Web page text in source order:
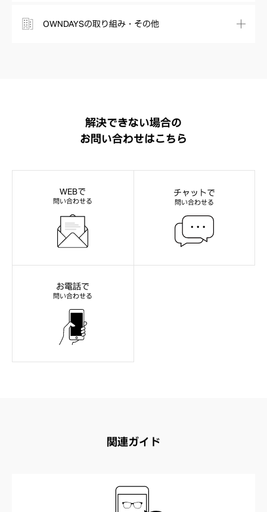
OWNDAYSの取り組み・その他
解決できない場合の
お問い合わせはこちら
WEBで
問い合わせる
チャットで
問い合わせる
お電話で
問い合わせる
関連ガイド